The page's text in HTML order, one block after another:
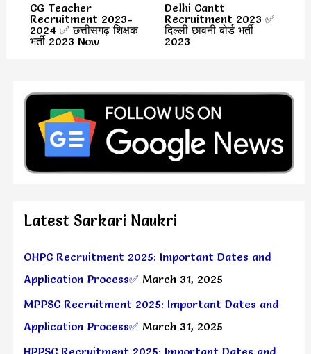
CG Teacher
Recruitment 2023-
2024 ✅ छत्तीसगढ़ शिक्षक
भर्ती 2023 Now
Delhi Cantt
Recruitment 2023 ✅
दिल्ली छावनी बोर्ड भर्ती
2023
Latest Sarkari Naukri
OHPC Recruitment 2025: Important Dates and
Application Process✅ March 31, 2025
MPPSC Recruitment 2025: Important Dates and
Application Process✅ March 31, 2025
HPPSC Recruitment 2025: Important Dates and